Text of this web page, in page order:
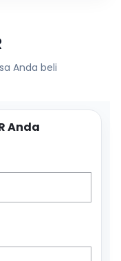
Anda beli
Anda